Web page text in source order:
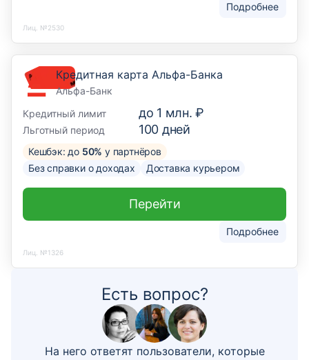
Подробнее
Лиц. №2530
Кредитная карта Альфа-Банка
Альфа-Банк
Кредитный лимит
до 1 млн. ₽
Льготный период 100 дней
Кешбэк: до 50% у партнёров
Без справки о доходах
Доставка курьером
Подробнее
Перейти
Лиц. №1326
Есть вопрос?
На него ответят пользователи, которые